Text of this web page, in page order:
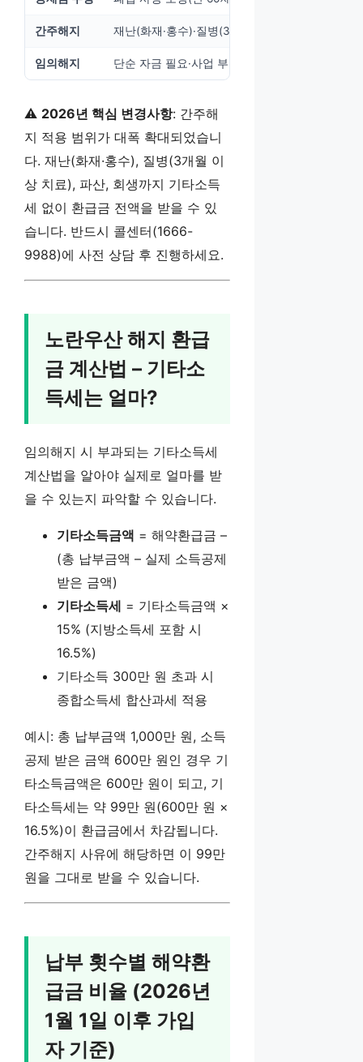
간주해지 재난(화재·홍수)·질병(3개월 이상)·파산·회생
임의해지 단순 자금 필요·사업 부진·기타 개인 사유
⚠️ 2026년 핵심 변경사항: 간주해
지 적용 범위가 대폭 확대되었습니
다. 재난(화재·홍수), 질병(3개월 이
상 치료), 파산, 회생까지 기타소득
세 없이 환급금 전액을 받을 수 있
습니다. 반드시 콜센터(1666-
9988)에 사전 상담 후 진행하세요.
노란우산 해지 환급
금 계산법 – 기타소
득세는 얼마?
임의해지 시 부과되는 기타소득세
계산법을 알아야 실제로 얼마를 받
을 수 있는지 파악할 수 있습니다.
기타소득금액 = 해약환급금 –
(총 납부금액 – 실제 소득공제
받은 금액)
기타소득세 = 기타소득금액 ×
15% (지방소득세 포함 시
16.5%)
기타소득 300만 원 초과 시
종합소득세 합산과세 적용
예시: 총 납부금액 1,000만 원, 소득
공제 받은 금액 600만 원인 경우 기
타소득금액은 600만 원이 되고, 기
타소득세는 약 99만 원(600만 원 ×
16.5%)이 환급금에서 차감됩니다.
간주해지 사유에 해당하면 이 99만
원을 그대로 받을 수 있습니다.
납부 횟수별 해약환
급금 비율 (2026년
1월 1일 이후 가입
자 기준)